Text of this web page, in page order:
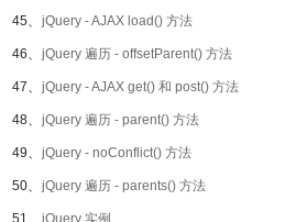
45、 jQuery - AJAX load() 方法
46、 jQuery 遍历 - offsetParent() 方法
47、 jQuery - AJAX get() 和 post() 方法
48、 jQuery 遍历 - parent() 方法
49、 jQuery - noConflict() 方法
50、 jQuery 遍历 - parents() 方法
51、 jQuery 实例